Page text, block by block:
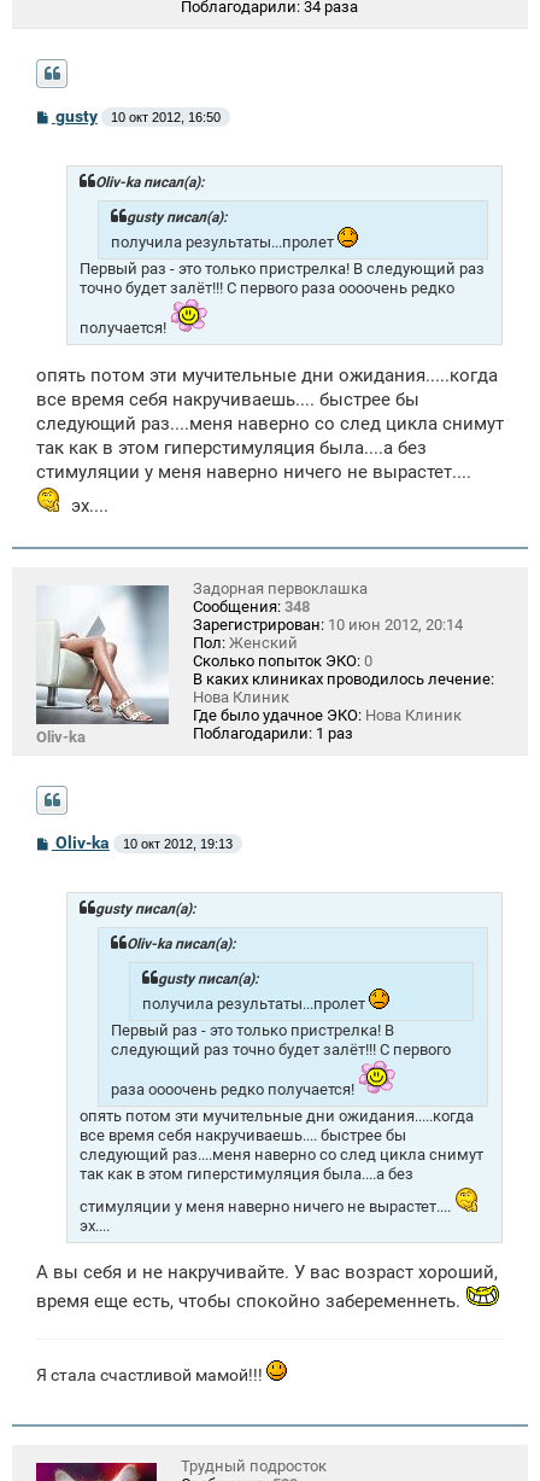
Поблагодарили: 34 раза
С
о
gusty 10 окт 2012, 16:50
Oliv-ka писал(а):
gusty писал(а):
получила результаты...пролет
Первый раз - это только пристрелка! В следующий раз
точно будет залёт!!! С первого раза оооочень редко
получается!
опять потом эти мучительные дни ожидания.....когда
все время себя накручиваешь.... быстрее бы
следующий раз....меня наверно со след цикла снимут
так как в этом гиперстимуляция была....а без
стимуляции у меня наверно ничего не вырастет....
эх....
Oliv-ka
Задорная первоклашка
Сообщения: 348
Зарегистрирован: 10 июн 2012, 20:14
Пол: Женский
Сколько попыток ЭКО: 0
В каких клиниках проводилось лечение:
Нова Клиник
Где было удачное ЭКО: Нова Клиник
Поблагодарили: 1 раз
С
о
Oliv-ka 10 окт 2012, 19:13
gusty писал(а):
Oliv-ka писал(а):
gusty писал(а):
получила результаты...пролет
Первый раз - это только пристрелка! В
следующий раз точно будет залёт!!! С первого
раза оооочень редко получается!
опять потом эти мучительные дни ожидания.....когда
все время себя накручиваешь.... быстрее бы
следующий раз....меня наверно со след цикла снимут
так как в этом гиперстимуляция была....а без
стимуляции у меня наверно ничего не вырастет....
эх....
А вы себя и не накручивайте. У вас возраст хороший,
время еще есть, чтобы спокойно забеременнеть.
Я стала счастливой мамой!!!
Трудный подросток